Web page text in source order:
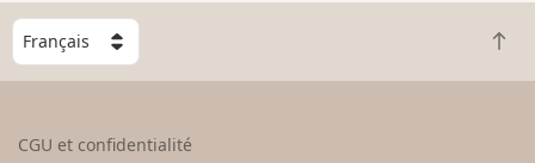
C
h
o
R
e
CGU et confidentialité